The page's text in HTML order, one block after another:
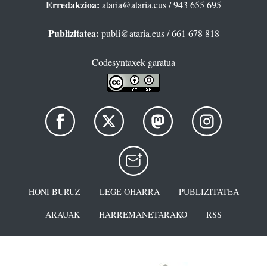
Erredakzioa: ataria@ataria.eus/ 943 655 695
Publizitatea: publi@ataria.eus/ 661 678 818
Codesyntaxek garatua
HONI BURUZ LEGE OHARRA
PUBLIZITATEA
ARAUAK
HARREMANETARAKO RSS